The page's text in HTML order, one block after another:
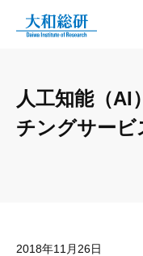
人工知能（AI
チングサービ
2018年11月26日